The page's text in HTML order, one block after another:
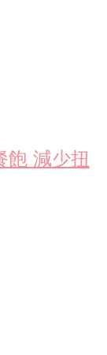
飽 減少扭